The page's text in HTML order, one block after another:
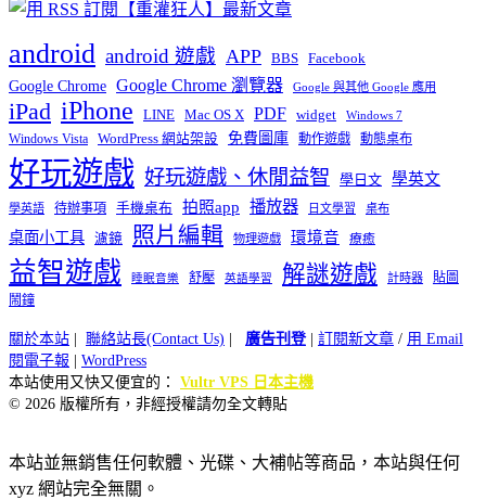
android android 遊戲 APP BBS Facebook
Google Chrome Google Chrome 瀏覽器 Google 與其他 Google 應用
iPad iPhone LINE Mac OS X PDF widget Windows 7
Windows Vista WordPress 網站架設 免費圖庫 動作遊戲 動態桌布
好玩遊戲 好玩遊戲、休閒益智 學日文 學英文
學英語 待辦事項 手機桌布 拍照app 播放器 日文學習 桌布
桌面小工具 濾鏡 照片編輯 物理遊戲 環境音 療癒
益智遊戲 睡眠音樂 舒壓 英語學習 解謎遊戲 計時器
貼圖
鬧鐘
關於本站 | 聯絡站長(Contact Us) | 廣告刊登| 訂閱新文章 / 用 Email
閱電子報 | WordPress
本站使用又快又便宜的： Vultr VPS 日本主機
© 2026 版權所有，非經授權請勿全文轉貼
本站並無銷售任何軟體、光碟、大補帖等商品，本站與任何
xyz 網站完全無關。